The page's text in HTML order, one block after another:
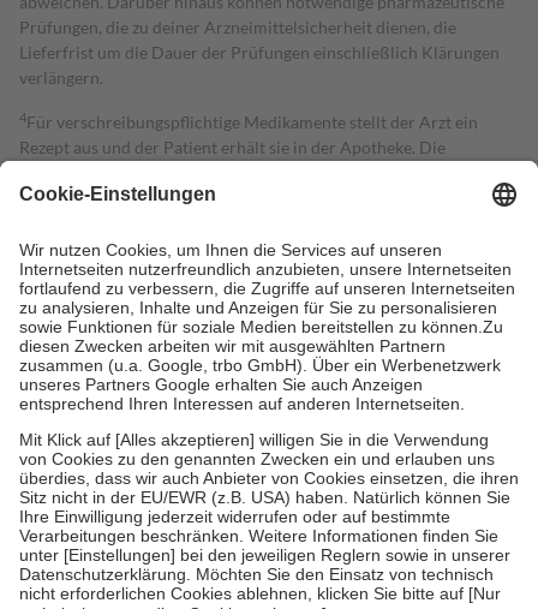
Prüfungen, die zu deiner Arzneimittelsicherheit dienen, die
Lieferfrist um die Dauer der Prüfungen einschließlich Klärungen
verlängern.
4Für verschreibungspflichtige Medikamente stellt der Arzt ein
Rezept aus und der Patient erhält sie in der Apotheke. Die
Kosten dafür, der Versicherte trägt einen Teil davon als Zuzahlung
Grundsätzlich leisten Mitglieder Zuzahlungen in Höhe von zehn
Prozent des Abgabepreises,mindestensjedochfünf Euround
höchstens zehn Euro.Es sind jedoch nie mehr als die tatsächlichen
Kosten der Leistung zu entrichten.
Diese Regeln gelten grundsätzlich auch für Online-Apotheken.
Bei Heilmitteln und häuslicher Krankenpflege beträgt die
Zuzahlung zehn Prozent der Kosten sowie zehn Euro je
Um das Engagement der Versicherten für ihre eigene Gesundheit zu
stärken und die besondere Stellung der Familie zu unterstützen,
fallenkeine Zuzahlungen an bei:
• Kindern und Jugendlichen bis zum vollendeten 18. Lebensjahr
mit Ausnahme der Fahrkosten
• Untersuchungen zur Vorsorge und Früherkennung, die von der
GKV getragen werden